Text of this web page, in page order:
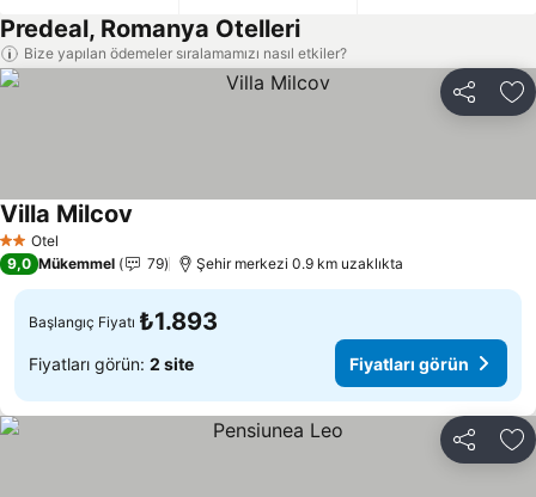
Predeal, Romanya Otelleri
Bize yapılan ödemeler sıralamamızı nasıl etkiler?
Paylaş
2 Yıldız
Otel
Villa Milcov
9,0 Mükemmel 79 Şehir merkezi 0.9 km uzaklıkta
Başlangıç Fiyatı ₺1.893
Fiyatları görün: 2 site Fiyatları görün
Paylaş